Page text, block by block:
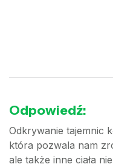
Odpowiedź:
Odkrywanie tajemnic
która pozwala nam
ale także inne ciała